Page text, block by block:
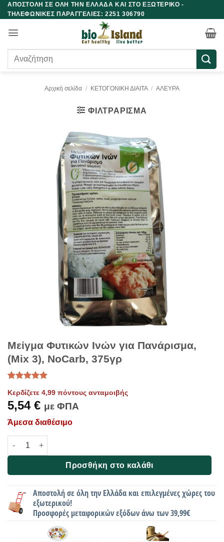
Μετάβαση
στο
περιεχόμενο
ΑΠΟΣΤΟΛΗ ΣΕ ΟΛΗ ΤΗΝ ΕΛΛΑΔΑ ΚΑΙ ΣΤΟ ΕΞΩΤΕΡΙΚΟ -
ΤΗΛΕΦΩΝΙΚΕΣ ΠΑΡΑΓΓΕΛΙΕΣ: 2251 306790
Αναζήτηση
Αρχική σελίδα / ΚΕΤΟΓΟΝΙΚΗ ΔΙΑΙΤΑ / ΑΛΕΥΡΑ
ΦΙΛΤΡΆΡΙΣΜΑ
Μείγμα Φυτικών Ινών για Πανάρισμα,
(Mix 3), NoCarb, 375γρ
με5από 5
με βάση
βαθμολογία
πελάτη
Κερδίζετε 4,99 πόντους ανταμοιβής
5,54 € με ΦΠΑ
Άμεσα διαθέσιμο
Μείγμα Φυτικών Ινών για Πανάρισμα, (Mix 3), NoCarb, 375γρ
Προσθήκη στο καλάθι
Αποστολή σε όλη την Ελλάδα και επιλεγμένες χώρες του
εξωτερικού!
Προσφορές μεταφορικών εξόδων άνω των 39,99€